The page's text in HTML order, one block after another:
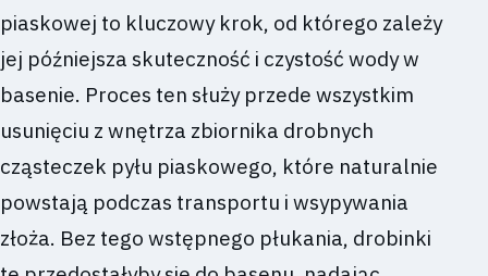
piaskowej to kluczowy krok, od którego zależy
jej późniejsza skuteczność i czystość wody w
basenie. Proces ten służy przede wszystkim
usunięciu z wnętrza zbiornika drobnych
cząsteczek pyłu piaskowego, które naturalnie
powstają podczas transportu i wsypywania
złoża. Bez tego wstępnego płukania, drobinki